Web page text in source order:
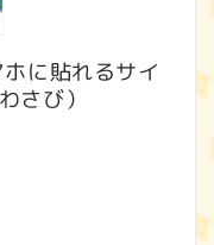
に貼れるサイ
さび）